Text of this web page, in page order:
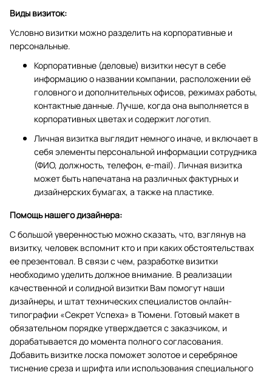
Виды визиток:
Условно визитки можно разделить на корпоративные и
персональные.
Корпоративные (деловые) визитки несут в себе
информацию о названии компании, расположении её
головного и дополнительных офисов, режимах работы,
контактные данные. Лучше, когда она выполняется в
корпоративных цветах и содержит логотип.
Личная визитка выглядит немного иначе, и включает в
себя элементы персональной информации сотрудника
(ФИО, должность, телефон, e-mail). Личная визитка
может быть напечатана на различных фактурных и
дизайнерских бумагах, а также на пластике.
Помощь нашего дизайнера:
С большой уверенностью можно сказать, что, взглянув на
визитку, человек вспомнит кто и при каких обстоятельствах
ее презентовал. В связи с чем, разработке визитки
необходимо уделить должное внимание. В реализации
качественной и солидной визитки Вам помогут наши
дизайнеры, и штат технических специалистов онлайн-
типографии «Секрет Успеха» в Тюмени. Готовый макет в
обязательном порядке утверждается с заказчиком, и
дорабатывается до момента полного согласования.
Добавить визитке лоска поможет золотое и серебряное
тиснение среза и шрифта или использования специального